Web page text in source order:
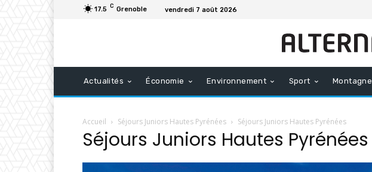
17.5 C Grenoble vendredi 7 août 2026
Actualités Économie Environnement Sport Montagne
Accueil Séjours Juniors Hautes Pyrénées Séjours Juniors Hautes Pyrénées
Séjours Juniors Hautes Pyrénées